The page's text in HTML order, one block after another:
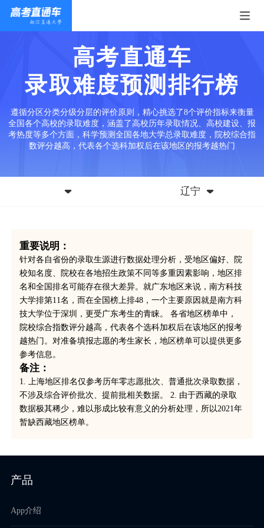
高考直通车
录取难度预测排行榜
遵循分区分类分级分层的评价原则，精心挑选了8个评价指标来衡量
全国各个高校的录取难度，涵盖了高校历年录取情况、高校建设、报
考热度等多个方面，科学预测全国各地大学总录取难度，院校综合指
数评分越高，代表各个选科加权后在该地区的报考越热门
辽宁
重要说明：
针对各自省份的录取生源进行数据处理分析，受地区偏好、院
校知名度、院校在各地招生政策不同等多重因素影响，地区排
名和全国排名可能存在很大差异。就广东地区来说，南方科技
大学排第11名，而在全国榜上排48，一个主要原因就是南方科
技大学位于深圳，更受广东考生的青睐。 各省地区榜单中，
院校综合指数评分越高，代表各个选科加权后在该地区的报考
越热门。对准备填报志愿的考生家长，地区榜单可以提供更多
参考信息。
备注：
1. 上海地区排名仅参考历年零志愿批次、普通批次录取数据，
不涉及综合评价批次、提前批相关数据。 2. 由于西藏的录取
数据极其稀少，难以形成比较有意义的分析处理，所以2021年
暂缺西藏地区榜单。
产品
App介绍